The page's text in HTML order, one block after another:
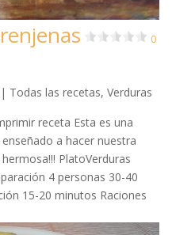
0
| Todas las recetas, Verduras
receta Esta es una
a hacer nuestra
PlatoVerduras
4 personas 30-40
15-20 minutos Raciones